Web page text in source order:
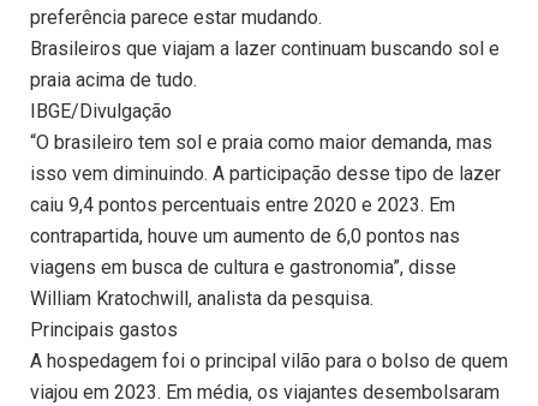
preferência parece estar mudando.
Brasileiros que viajam a lazer continuam buscando sol e
praia acima de tudo.
IBGE/Divulgação
“O brasileiro tem sol e praia como maior demanda, mas
isso vem diminuindo. A participação desse tipo de lazer
caiu 9,4 pontos percentuais entre 2020 e 2023. Em
contrapartida, houve um aumento de 6,0 pontos nas
viagens em busca de cultura e gastronomia”, disse
William Kratochwill, analista da pesquisa.
Principais gastos
A hospedagem foi o principal vilão para o bolso de quem
viajou em 2023. Em média, os viajantes desembolsaram